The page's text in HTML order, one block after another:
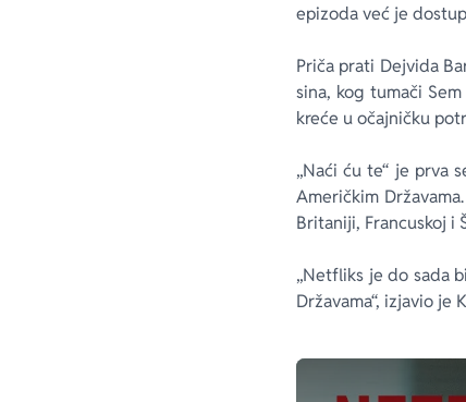
epizoda već je
Priča prati Dejvida
sina, kog tumači
kreće u očajničku
„Naći ću te“ je prva
Američkim
Britaniji, Francuskoj i
„Netfliks je do sada
Državama“, izjavio je